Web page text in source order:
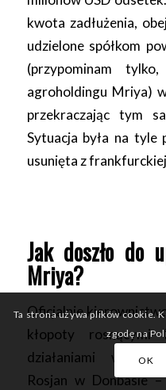
kwota zadłużenia,
udzielone spółkom
(przypominam
agroholdingu Mriya)
przekraczając tym
Sytuacja była na tyle
usunięta z
Jak doszło do
Mriya?
Oficjalnie
kłopoty rosnącymi
działaniami
Rosjan w Donbasie
Ta strona używa plików cookie.
zgodę na
OK